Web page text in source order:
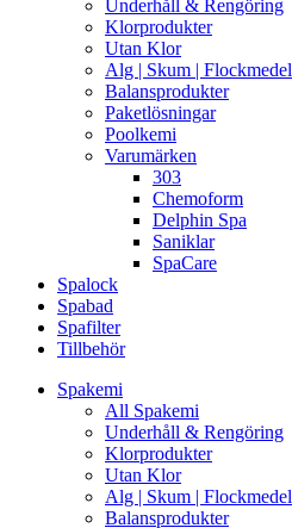
Underhåll & Rengöring
Klorprodukter
Utan Klor
Alg | Skum | Flockmedel
Balansprodukter
Paketlösningar
Poolkemi
Varumärken
303
Chemoform
Delphin Spa
Saniklar
SpaCare
Spalock
Spabad
Spafilter
Tillbehör
Spakemi
All Spakemi
Underhåll & Rengöring
Klorprodukter
Utan Klor
Alg | Skum | Flockmedel
Balansprodukter